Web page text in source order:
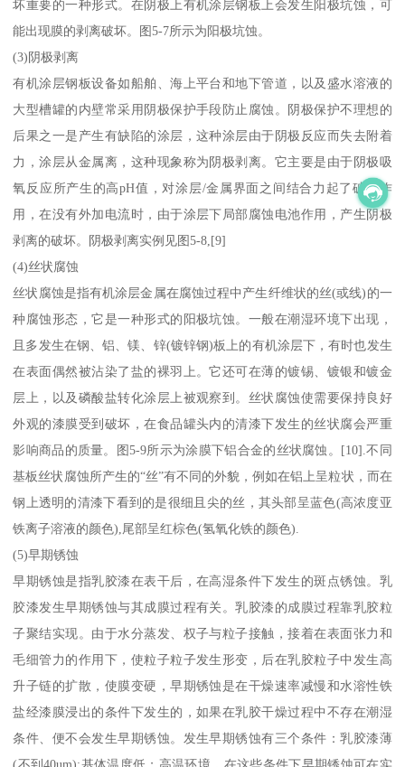
坏重要的一种形式。在阴极上有机涂层钢板上会发生阳极坑蚀，可
能出现膜的剥离破坏。图5-7所示为阳极坑蚀。
(3)阴极剥离
有机涂层钢板设备如船舶、海上平台和地下管道，以及盛水溶液的
大型槽罐的内壁常采用阴极保护手段防止腐蚀。阴极保护不理想的
后果之一是产生有缺陷的涂层，这种涂层由于阴极反应而失去附着
力，涂层从金属离，这种现象称为阴极剥离。它主要是由于阴极吸
氧反应所产生的高pH值，对涂层/金属界面之间结合力起了破坏作
用，在没有外加电流时，由于涂层下局部腐蚀电池作用，产生阴极
剥离的破坏。阴极剥离实例见图5-8,[9]
(4)丝状腐蚀
丝状腐蚀是指有机涂层金属在腐蚀过程中产生纤维状的丝(或线)的一
种腐蚀形态，它是一种形式的阳极坑蚀。一般在潮湿环境下出现，
且多发生在钢、铝、镁、锌(镀锌钢)板上的有机涂层下，有时也发生
在表面偶然被沾染了盐的裸羽上。它还可在薄的镀锡、镀银和镀金
层上，以及磷酸盐转化涂层上被观察到。丝状腐蚀使需要保持良好
外观的漆膜受到破坏，在食品罐头内的清漆下发生的丝状腐会严重
影响商品的质量。图5-9所示为涂膜下铝合金的丝状腐蚀。[10].不同
基板丝状腐蚀所产生的“丝”有不同的外貌，例如在铝上呈粒状，而在
钢上透明的清漆下看到的是很细且尖的丝，其头部呈蓝色(高浓度亚
铁离子溶液的颜色),尾部呈红棕色(氢氧化铁的颜色).
(5)早期锈蚀
早期锈蚀是指乳胶漆在表干后，在高湿条件下发生的斑点锈蚀。乳
胶漆发生早期锈蚀与其成膜过程有关。乳胶漆的成膜过程靠乳胶粒
子聚结实现。由于水分蒸发、权子与粒子接触，接着在表面张力和
毛细管力的作用下，使粒子粒子发生形变，后在乳胶粒子中发生高
升子链的扩散，使膜变硬，早期锈蚀是在干燥速率减慢和水溶性铁
盐经漆膜浸出的条件下发生的，如果在乳胶干燥过程中不存在潮湿
条件、便不会发生早期锈蚀。发生早期锈蚀有三个条件：乳胶漆薄